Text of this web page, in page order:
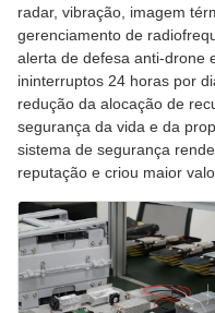
radar, vibração, imagem
gerenciamento de
alerta de defesa anti-drone
ininterruptos 24 horas por
redução da alocação de
segurança da vida e da
sistema de segurança
reputação e criou maior